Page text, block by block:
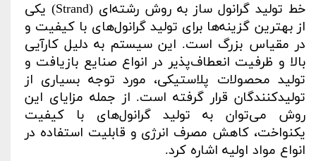
خط تولید گرانول ساز به روش رشته‌ای (Strand) یکی
از بهترین گزینه‌ها برای تولید گرانول‌های با کیفیت و
در مقیاس بزرگ است. این سیستم به دلیل کارآیی
بالا و ظرفیت انعطاف‌پذیر در انواع صنایع بازیافت و
تولید محصولات پلاستیکی، مورد توجه بسیاری از
تولیدکنندگان قرار گرفته است. از جمله مزایای این
روش می‌توان به تولید گرانول‌های با کیفیت
یکنواخت، کاهش مصرف انرژی و قابلیت استفاده در
انواع مواد اولیه اشاره کرد.